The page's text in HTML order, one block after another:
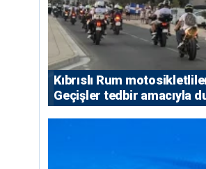
Kıbrıslı Rum
Geçişler tedbir amacıyla